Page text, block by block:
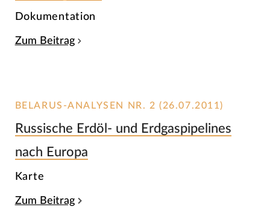
Dokumentation
Zum Beitrag
BELARUS-ANALYSEN NR. 2 (26.07.2011)
Russische Erdöl- und Erdgaspipelines
nach Europa
Karte
Zum Beitrag